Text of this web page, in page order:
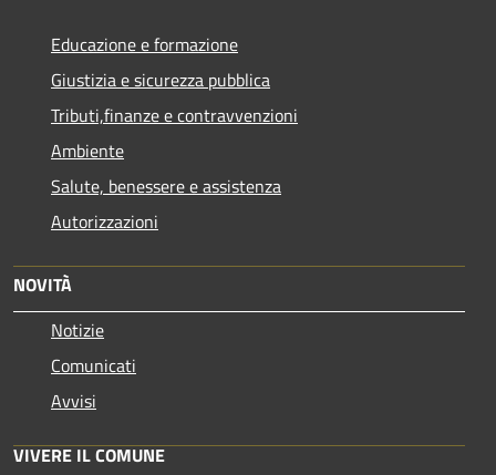
Educazione e formazione
Giustizia e sicurezza pubblica
Tributi,finanze e contravvenzioni
Ambiente
Salute, benessere e assistenza
Autorizzazioni
NOVITÀ
Notizie
Comunicati
Avvisi
VIVERE IL COMUNE